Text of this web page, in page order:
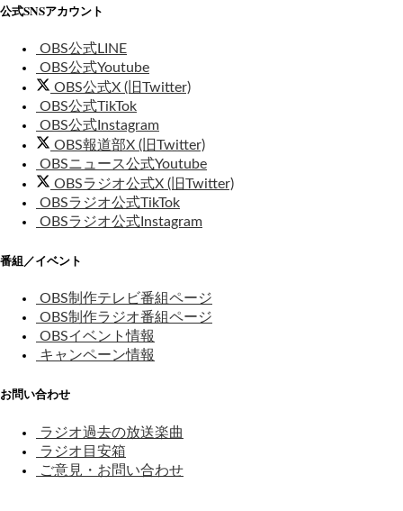
公式SNSアカウント
OBS公式LINE
OBS公式Youtube
OBS公式X (旧Twitter)
OBS公式TikTok
OBS公式Instagram
OBS報道部X (旧Twitter)
OBSニュース公式Youtube
OBSラジオ公式X (旧Twitter)
OBSラジオ公式TikTok
OBSラジオ公式Instagram
番組／イベント
OBS制作テレビ番組ページ
OBS制作ラジオ番組ページ
OBSイベント情報
キャンペーン情報
お問い合わせ
ラジオ過去の放送楽曲
ラジオ目安箱
ご意見・お問い合わせ